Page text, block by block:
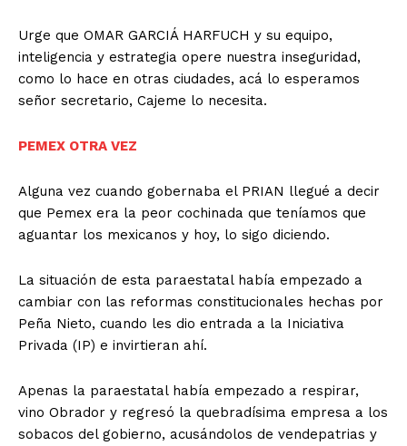
Urge que OMAR GARCIÁ HARFUCH y su equipo,
inteligencia y estrategia opere nuestra inseguridad,
como lo hace en otras ciudades, acá lo esperamos
señor secretario, Cajeme lo necesita.
PEMEX OTRA VEZ
Alguna vez cuando gobernaba el PRIAN llegué a decir
que Pemex era la peor cochinada que teníamos que
aguantar los mexicanos y hoy, lo sigo diciendo.
La situación de esta paraestatal había empezado a
cambiar con las reformas constitucionales hechas por
Peña Nieto, cuando les dio entrada a la Iniciativa
Privada (IP) e invirtieran ahí.
Apenas la paraestatal había empezado a respirar,
vino Obrador y regresó la quebradísima empresa a los
sobacos del gobierno, acusándolos de vendepatrias y